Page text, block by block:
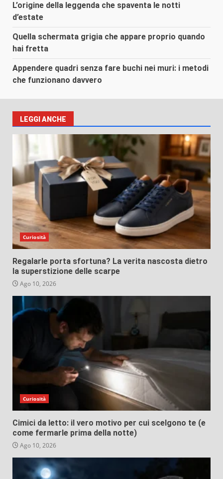
L’origine della leggenda che spaventa le notti
d’estate
Quella schermata grigia che appare proprio quando
hai fretta
Appendere quadri senza fare buchi nei muri: i metodi
che funzionano davvero
LEGGI ANCHE
Curiosità
Regalarle porta sfortuna? La verita nascosta dietro
la superstizione delle scarpe
Ago 10, 2026
Curiosità
Cimici da letto: il vero motivo per cui scelgono te (e
come fermarle prima della notte)
Ago 10, 2026